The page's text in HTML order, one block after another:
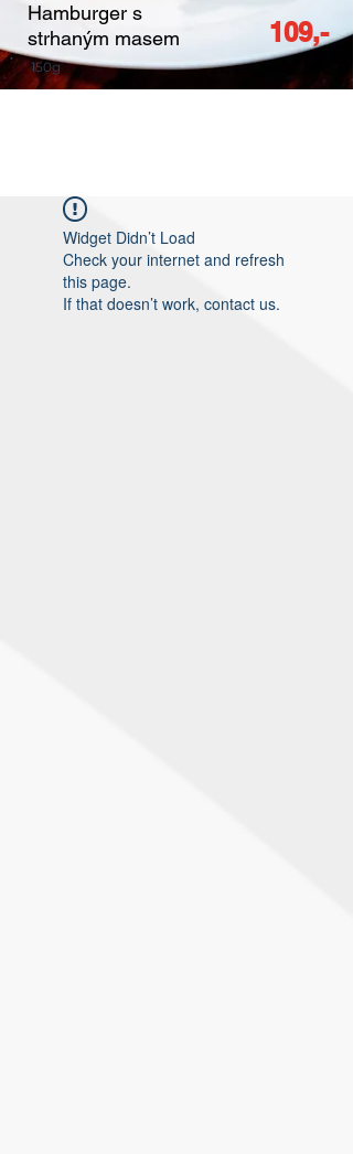
Hamburger s
strhaným masem
109,-
150g
Widget Didn’t Load
Check your internet and refresh
this page.
If that doesn’t work, contact us.